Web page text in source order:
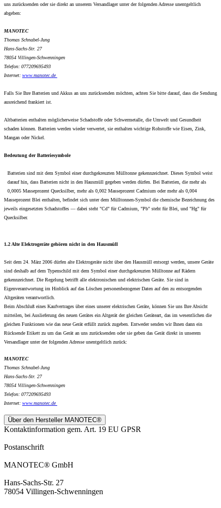
uns zurücksenden oder sie direkt an unserem Versandlager unter der folgenden Adresse unentgeltlich
abgeben:
MANOTEC
Thomas Schnabel-Jung
Hans-Sachs-Str. 27
78054 Villingen-Schwenningen
Telefon: 077209695493
Internet: www.manotec.de
Falls Sie Ihre Batterien und Akkus an uns zurücksenden möchten, achten Sie bitte darauf, dass die Sendung
ausreichend frankiert ist.
Altbatterien enthalten möglicherweise Schadstoffe oder Schwermetalle, die Umwelt und Gesundheit
schaden können. Batterien werden wieder verwertet, sie enthalten wichtige Rohstoffe wie Eisen, Zink,
Mangan oder Nickel.
Bedeutung der Batteriesymbole
Batterien sind mit dem Symbol einer durchgekreuzten Mülltonne gekennzeichnet. Dieses Symbol weist
darauf hin, dass Batterien nicht in den Hausmüll gegeben werden dürfen. Bei Batterien, die mehr als
0,0005 Masseprozent Quecksilber, mehr als 0,002 Masseprozent Cadmium oder mehr als 0,004
Masseprozent Blei enthalten, befindet sich unter dem Mülltonnen-Symbol die chemische Bezeichnung des
jeweils eingesetzten Schadstoffes — dabei steht "Cd" für Cadmium, "Pb" steht für Blei, und "Hg" für
Quecksilber.
1.2 Alte Elektrogeräte gehören nicht in den Hausmüll
Seit dem 24. März 2006 dürfen alte Elektrogeräte nicht über den Hausmüll entsorgt werden, unsere Geräte
sind deshalb auf dem Typenschild mit dem Symbol einer durchgekreuzten Mülltonne auf Rädern
gekennzeichnet. Die Regelung betrifft alle elektronischen und elektrischen Geräte. Sie sind in
Eigenverantwortung im Hinblick auf das Löschen personenbezogener Daten auf den zu entsorgenden
Altgeräten verantwortlich.
Beim Abschluß eines Kaufvertrages über eines unserer elektrischen Geräte, können Sie uns Ihre Absicht
mitteilen, bei Auslieferung des neuen Gerätes ein Altgerät der gleichen Geräteart, das im wesentlichen die
gleichen Funktionen wie das neue Gerät erfüllt zurück zugeben. Entweder senden wir Ihnen dann ein
Rücksende Etikett zu um das Gerät an uns zurücksenden oder sie geben das Gerät direkt in unserem
Versandlager unter der folgenden Adresse unentgeltlich zurück:
MANOTEC
Thomas Schnabel-Jung
Hans-Sachs-Str. 27
78054 Villingen-Schwenningen
Telefon: 077209695493
Internet: www.manotec.de
Über den Hersteller MANOTEC®
Kontaktinformation gem. Art. 19 EU GPSR
Postanschrift
MANOTEC® GmbH
Hans-Sachs-Str. 27
78054 Villingen-Schwenningen